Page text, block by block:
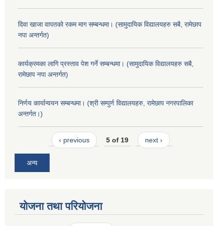
दिवा खाजा वापतको रकम माग सम्बन्धमा। (सामुदायिक विद्यालयहरु सबै, रामेछाप
नपा अन्तर्गत)
कार्यक्रमका लागि प्रस्ताव पेश गर्ने सम्बन्धमा। (सामुदायिक विद्यालयहरु सबै,
रामेछाप नपा अन्तर्गत)
निर्णय कार्यान्वयन सम्बन्धमा। (श्री सम्पुर्ण विद्यालयहरु, रामेछाप नगरपालिका
अन्तर्गत।)
‹ previous 5 of 19 next ›
अन्य
योजना तथा परियोजना